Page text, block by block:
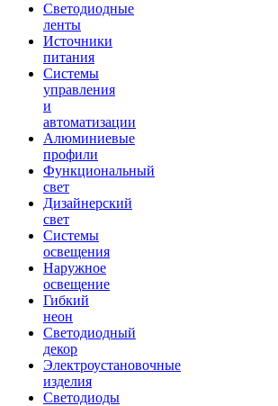
Светодиодные
ленты
Источники
питания
Системы
управления
и
автоматизации
Алюминиевые
профили
Функциональный
свет
Дизайнерский
свет
Системы
освещения
Наружное
освещение
Гибкий
неон
Светодиодный
декор
Электроустановочные
изделия
Светодиоды